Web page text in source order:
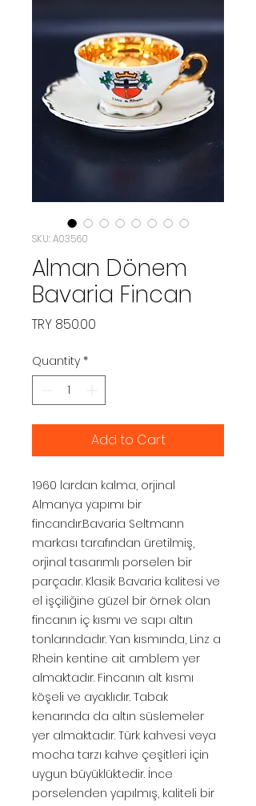
SKU: A03560
Alman Dönem
Bavaria Fincan
TRY 850.00
Quantity *
Add to Cart
1960 lardan kalma, orjinal
Almanya yapımı bir
fincandır.Bavaria Seltmann
markası tarafından üretilmiş,
orjinal tasarımlı porselen bir
parçadır. Klasik Bavaria kalitesi ve
el işçiliğine güzel bir örnek olan
fincanın iç kısmı ve sapı altın
tonlarındadır. Yan kısmında, Linz a
Rhein kentine ait amblem yer
almaktadır. Fincanın alt kısmı
köşeli ve ayaklıdır. Tabak
kenarında da altın süslemeler
yer almaktadır. Türk kahvesi veya
mocha tarzı kahve çeşitleri için
uygun büyüklüktedir. İnce
porselenden yapılmış, kaliteli bir